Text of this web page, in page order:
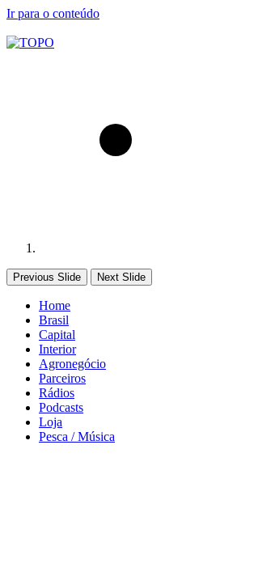
Ir para o conteúdo
Previous Slide Next Slide
Home
Brasil
Capital
Interior
Agronegócio
Parceiros
Rádios
Podcasts
Loja
Pesca / Música